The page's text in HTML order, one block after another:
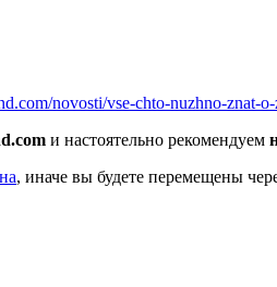
novosti/vse-chto-nuzhno-znat-
и настоятельно рекомендуем
, иначе вы будете перемещены